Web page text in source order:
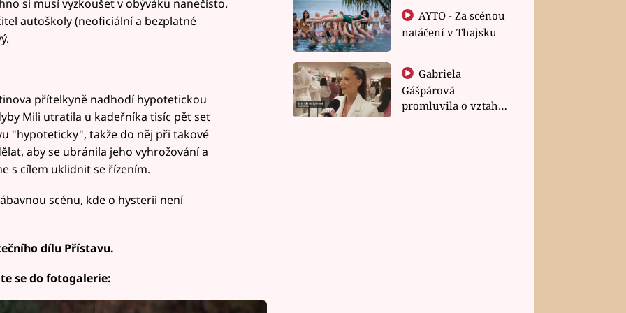
si musí vyzkoušet v obýváku nanečisto.
autoškoly (neoficiální a bezplatné
přítelkyně nadhodí hypotetickou
Mili utratila u kadeřníka tisíc pět set
"hypoteticky", takže do něj při takové
aby se ubránila jeho vyhrožování a
s cílem uklidnit se řízením.
scénu, kde o hysterii není
dílu Přístavu.
se do fotogalerie:
natáčení v Thajsku
Gabriela
Gášpárová
promluvila o vztahu